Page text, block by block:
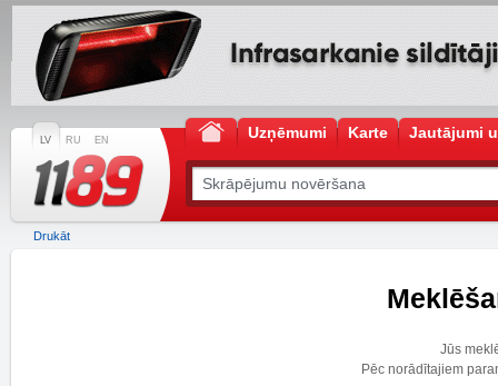
LV RU EN Uzņēmumi Karte Jautājumi
Drukāt
Jūs
Pēc norādītajiem